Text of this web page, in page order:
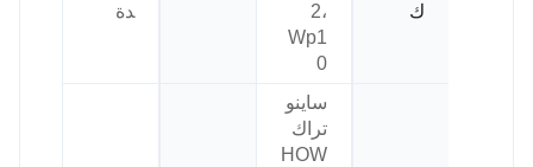
ك
2،
Wp1
0
دة
ساينو
تراك
HOW